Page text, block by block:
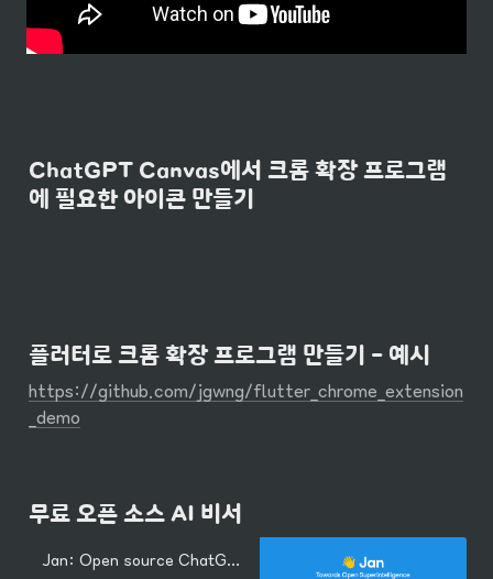
ChatGPT Canvas에서 크롬 확장 프로그램
에 필요한 아이콘 만들기
플러터로 크롬 확장 프로그램 만들기 - 예시
https://github.com/jgwng/flutter_chrome_extension
_demo
무료 오픈 소스 AI 비서
Jan: Open source ChatGPT-alternative that runs 100% offline - Jan